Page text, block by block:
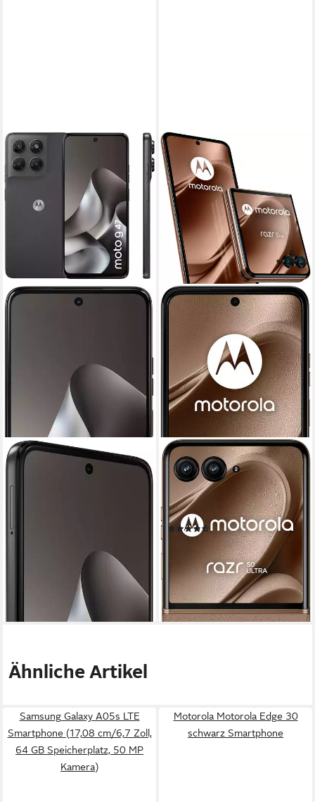
MOTOROLA
moto g47 128 GB
Smartphone
108 MP
mtl. in 24 Raten
lieferbar - in 3-4 Werktagen bei dir
MOTOROLA
razr50 ultra Smartphone
17,52 cm/6,9 Zoll Bildschirmdiagonale
512 GB Speicherkapazität
50 MP
(23)
1.194,78 €
mtl. in 48 Raten
lieferbar - in 3-4 Werktagen bei dir
Ähnliche Artikel
Samsung Galaxy A05s LTE
Smartphone (17,08 cm/6,7 Zoll,
64 GB Speicherplatz, 50 MP
Kamera)
Motorola Motorola Edge 30
schwarz Smartphone